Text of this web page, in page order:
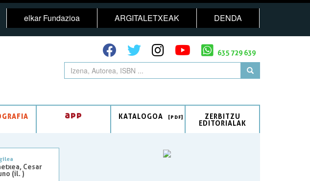
elkar Fundazioa ARGITALETXEAK DENDA
635 729 639
app KATALOGOA
ZERBITZU
EDITORIALAK
Cesar
(il. )